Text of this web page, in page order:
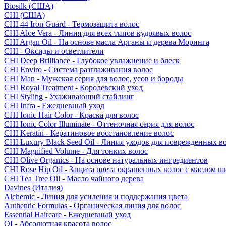
Biosilk (США)
CHI (США)
CHI 44 Iron Guard - Термозащита волос
CHI Aloe Vera - Линия для всех типов кудрявых волос
CHI Argan Oil - На основе масла Арганы и дерева Моринга
CHI - Оксиды и осветлители
CHI Deep Brilliance - Глубокое увлажнение и блеск
CHI Enviro - Система разглаживания волос
CHI Man - Мужская серия для волос, усов и бороды
CHI Royal Treatment - Королевский уход
CHI Styling - Ухаживающий стайлинг
CHI Infra - Ежедневный уход
CHI Ionic Hair Color - Краска для волос
CHI Ionic Color Illuminate - Оттеночная серия для волос
CHI Keratin - Кератиновое восстановление волос
CHI Luxury Black Seed Oil - Линия уходов для поврежденных
CHI Magnified Volume - Для тонких волос
CHI Olive Organics - На основе натуральных ингредиентов
CHI Rose Hip Oil - Защита цвета окрашенных волос с маслом
CHI Tea Tree Oil - Масло чайного дерева
Davines (Италия)
Alchemic - Линия для усиления и поддержания цвета
Authentic Formulas - Органическая линия для волос
Essential Haircare - Eжедневный уход
OI - Абсолютная красота волос